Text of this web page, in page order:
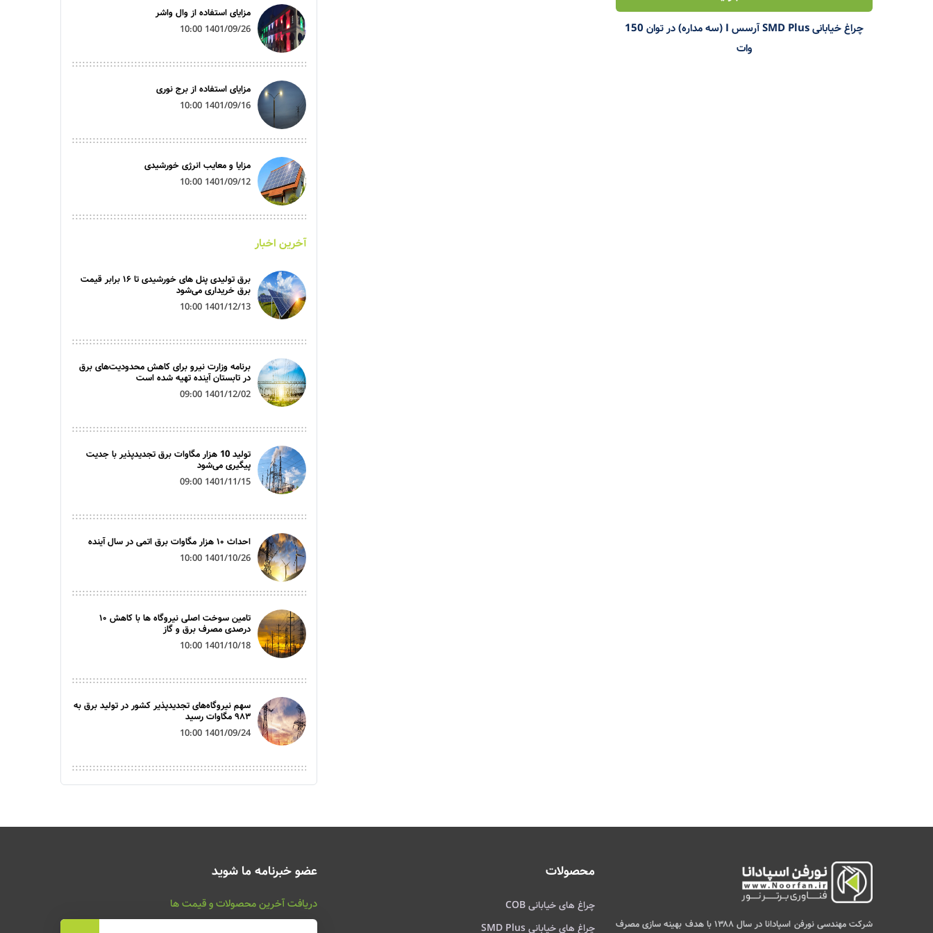
چراغ خیابانی SMD Plus آرسس I (سه مداره) در توان 150
وات
مزایای استفاده از وال واشر
1401/09/26 10:00
مزایای استفاده از برج نوری
1401/09/16 10:00
مزایا و معایب انرژی خورشیدی
1401/09/12 10:00
آخرین اخبار
برق تولیدی پنل‌ های خورشیدی تا ۱۶ برابر قیمت
برق خریداری می‌شود
1401/12/13 10:00
برنامه وزارت نیرو برای کاهش محدودیت‌های برق
در تابستان آینده تهیه شده است
1401/12/02 09:00
تولید 10 هزار مگاوات برق تجدیدپذیر با جدیت
پیگیری می‌شود
1401/11/15 09:00
احداث ۱۰ هزار مگاوات برق اتمی در سال آینده
1401/10/26 10:00
تامین سوخت اصلی نیروگاه ها با کاهش ۱۰
درصدی مصرف برق و گاز
1401/10/18 10:00
سهم نیروگاه‌های تجدیدپذیر کشور در تولید برق به
۹۸۳ مگاوات رسید
1401/09/24 10:00
شرکت مهندسی نورفن اسپادانا در سال ۱۳۸۸ با هدف بهینه سازی مصرف
محصولات
چراغ های خیابانی COB
چراغ های خیابانی SMD Plus
عضو خبرنامه ما شوید
دریافت آخرین محصولات و قیمت ها